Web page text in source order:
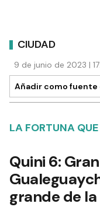
CIUDAD
9 de junio de 2023 |
Añadir como fuente
LA FORTUNA
Quini 6:
grande de